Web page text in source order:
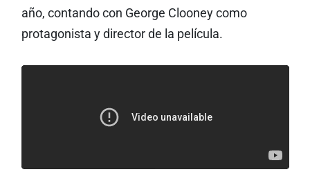
año, contando con George Clooney como
protagonista y director de la película.